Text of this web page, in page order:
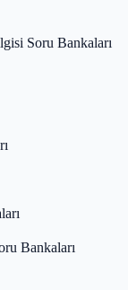
Soru Bankaları
Bankaları